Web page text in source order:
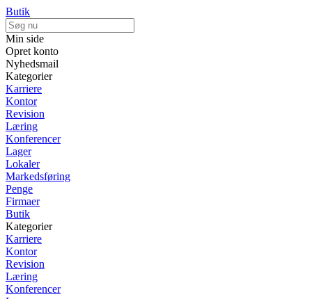
Butik
Min side
Opret konto
Nyhedsmail
Kategorier
Karriere
Kontor
Revision
Læring
Konferencer
Lager
Lokaler
Markedsføring
Penge
Firmaer
Butik
Kategorier
Karriere
Kontor
Revision
Læring
Konferencer